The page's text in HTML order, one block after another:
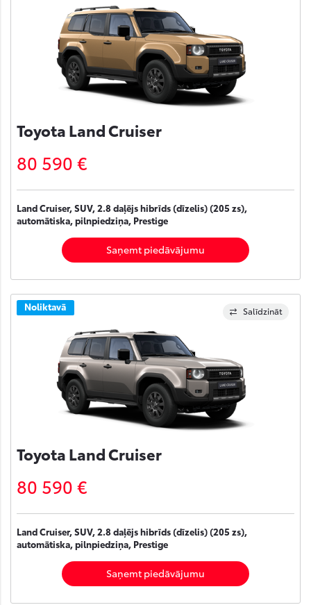
Toyota Land Cruiser
80 590 €
Land Cruiser, SUV, 2.8 daļējs hibrīds (dīzelis) (205 zs),
automātiska, pilnpiedziņa, Prestige
Saņemt piedāvājumu
Salīdzināt
Noliktavā
Toyota Land Cruiser
80 590 €
Land Cruiser, SUV, 2.8 daļējs hibrīds (dīzelis) (205 zs),
automātiska, pilnpiedziņa, Prestige
Saņemt piedāvājumu